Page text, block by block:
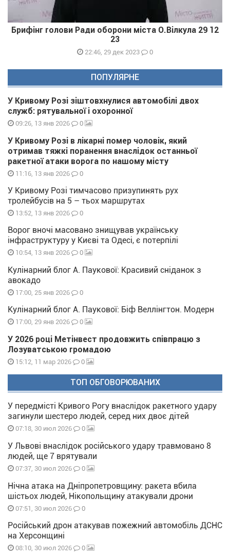
Брифінг голови Ради оборони міста О.Вілкула 29 12
23
22:46, 29 дек 2023 0
ПОПУЛЯРНЕ
У Кривому Розі зіштовхнулися автомобілі двох
служб: рятувальної і охоронної
09:26, 13 янв 2026 0
У Кривому Розі в лікарні помер чоловік, який
отримав тяжкі поранення внаслідок останньої
ракетної атаки ворога по нашому місту
11:16, 13 янв 2026 0
У Кривому Розі тимчасово призупинять рух
тролейбусів на 5 – тьох маршрутах
13:52, 13 янв 2026 0
Ворог вночі масовано знищував українську
інфраструктуру у Києві та Одесі, є потерпілі
10:54, 13 янв 2026 0
Кулінарний блог А. Паукової: Красивий сніданок з
авокадо
17:00, 25 янв 2026 0
Кулінарний блог А. Паукової: Біф Веллінгтон. Модерн
17:00, 29 янв 2026 0
У 2026 році Метінвест продовжить співпрацю з
Лозуватською громадою
15:12, 11 мар 2026 0
ТОП ОБГОВОРЮВАНИХ
У передмісті Кривого Рогу внаслідок ракетного удару
загинули шестеро людей, серед них двоє дітей
07:18, 30 июл 2026 0
У Львові внаслідок російського удару травмовано 8
людей, ще 7 врятували
07:37, 30 июл 2026 0
Нічна атака на Дніпропетровщину: ракета вбила
шістьох людей, Нікопольщину атакували дрони
07:51, 30 июл 2026 0
Російський дрон атакував пожежний автомобіль ДСНС
на Херсонщині
08:10, 30 июл 2026 0